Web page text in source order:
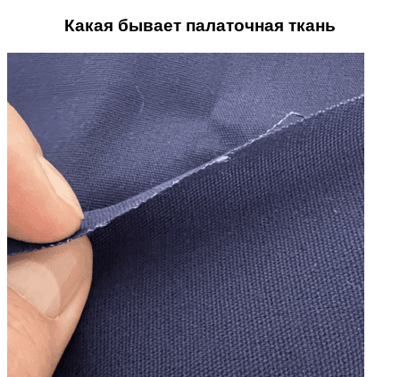
Какая бывает палаточная ткань